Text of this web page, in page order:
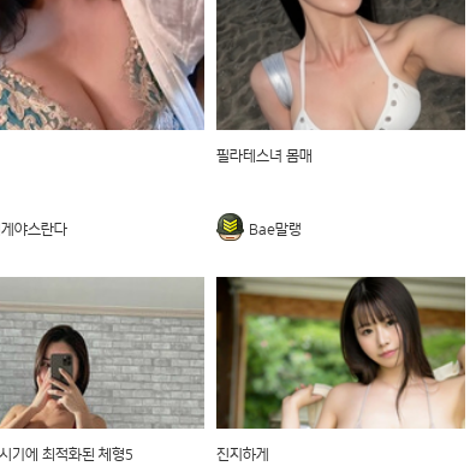
야스란다
필라테스녀 몸매
Bae말랭
기에 최적화된 체형5 진지하게